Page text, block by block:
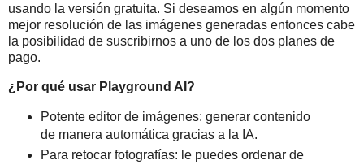
usando la versión gratuita. Si deseamos en algún momento
mejor resolución de las imágenes generadas entonces cabe
la posibilidad de suscribirnos a uno de los dos planes de
pago.
¿Por qué usar Playground AI?
Potente editor de imágenes: generar contenido
de manera automática gracias a la IA.
Para retocar fotografías: le puedes ordenar de